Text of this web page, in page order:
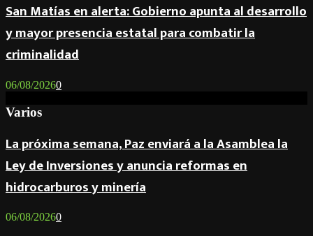
San Matías en alerta: Gobierno apunta al desarrollo
y mayor presencia estatal para combatir la
criminalidad
06/08/20260
Varios
La próxima semana, Paz enviará a la Asamblea la
Ley de Inversiones y anuncia reformas en
hidrocarburos y minería
06/08/20260